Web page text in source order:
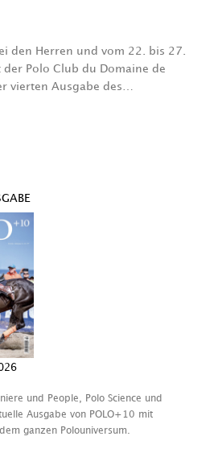
den Herren und vom 22. bis 27.
der Polo Club du Domaine de
vierten Ausgabe des…
und People, Polo Science und
Ausgabe von POLO+10 mit
ganzen Polouniversum.